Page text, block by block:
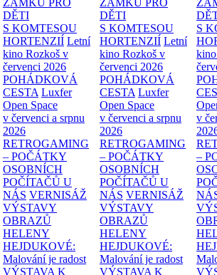
ZÁMKU PRO
DĚTI
S KOMTESOU
HORTENZIÍ Letní
kino Rozkoš v
červenci 2026
POHÁDKOVÁ
CESTA Luxfer
Open Space
v červenci a srpnu
2026
RETROGAMING
– POČÁTKY
OSOBNÍCH
POČÍTAČŮ U
NÁS VERNISÁŽ
VÝSTAVY
OBRAZŮ
HELENY
HEJDUKOVÉ:
Malování je radost
VÝSTAVA K
ZÁMKU PRO
DĚTI
S KOMTESOU
HORTENZIÍ Letní
kino Rozkoš v
červenci 2026
POHÁDKOVÁ
CESTA Luxfer
Open Space
v červenci a srpnu
2026
RETROGAMING
– POČÁTKY
OSOBNÍCH
POČÍTAČŮ U
NÁS VERNISÁŽ
VÝSTAVY
OBRAZŮ
HELENY
HEJDUKOVÉ:
Malování je radost
VÝSTAVA K
S
v
–